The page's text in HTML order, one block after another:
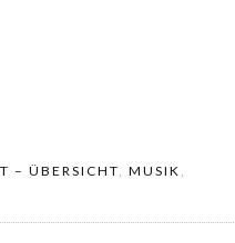
– ÜBERSICHT, MUSIK ,